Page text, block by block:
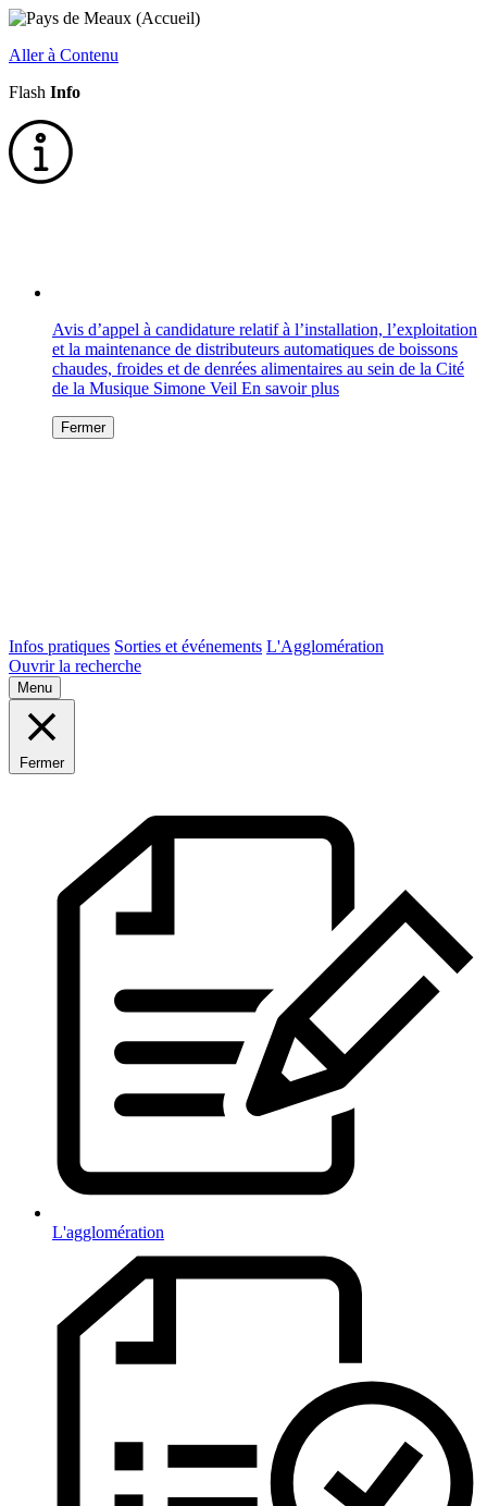
Aller à Contenu
Flash Info
Avis d’appel à candidature relatif à l’installation, l’exploitation
et la maintenance de distributeurs automatiques de boissons
chaudes, froides et de denrées alimentaires au sein de la Cité
de la Musique Simone Veil En savoir plus
Fermer
Infos pratiques Sorties et événements L'Agglomération
Ouvrir la recherche
Menu
Fermer
L'agglomération